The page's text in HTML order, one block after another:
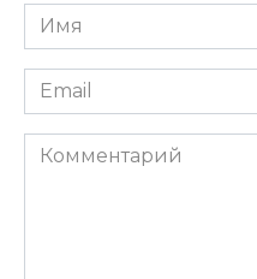
Имя
*
Email
*
Комментарий